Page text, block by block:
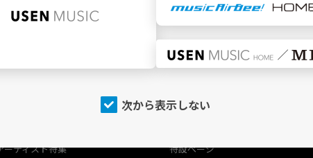
MUSIC
ーティスト特集
SOUND PLANET／USEN440
トップページ
PLAYING）
USEN（有線）ランキング
特設ページ
次から表示しない